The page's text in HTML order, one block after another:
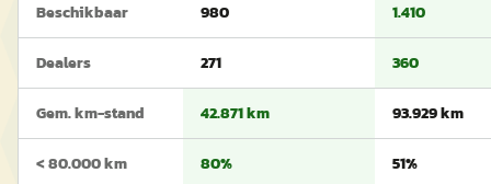
Beschikbaar 980 1.410
Dealers 271 360
Gem. km-stand 42.871 km 93.929 km
< 80.000 km 80% 51%